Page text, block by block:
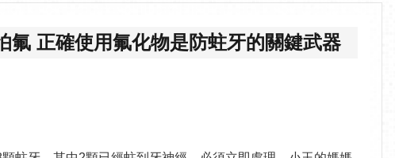
氟 正確使用氟化物是防蛀牙的關鍵武器